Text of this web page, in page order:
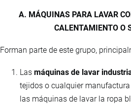
A. MÁQUINAS PARA LAVAR
CALENTAMIENTO O
Forman parte de este grupo,
Las máquinas de lavar
tejidos o cualquier
las máquinas de lavar la ropa